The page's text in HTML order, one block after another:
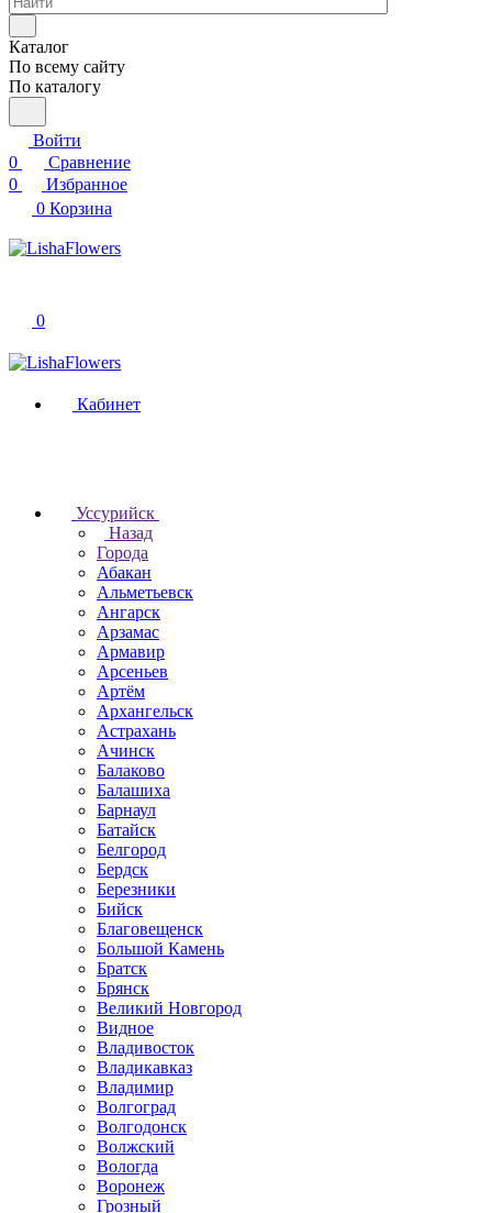
Каталог
По всему сайту
По каталогу
Войти
0
Сравнение
0
Избранное
0 Корзина
0
Кабинет
Уссурийск
Назад
Города
Абакан
Альметьевск
Ангарск
Арзамас
Армавир
Арсеньев
Артём
Архангельск
Астрахань
Ачинск
Балаково
Балашиха
Барнаул
Батайск
Белгород
Бердск
Березники
Бийск
Благовещенск
Большой Камень
Братск
Брянск
Великий Новгород
Видное
Владивосток
Владикавказ
Владимир
Волгоград
Волгодонск
Волжский
Вологда
Воронеж
Грозный